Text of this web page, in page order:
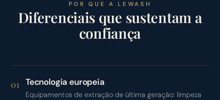
POR QUE A LEWASH
Diferenciais que sustentam a
confiança
01 Tecnologia europeia
Equipamentos de extração de última geração: limpeza